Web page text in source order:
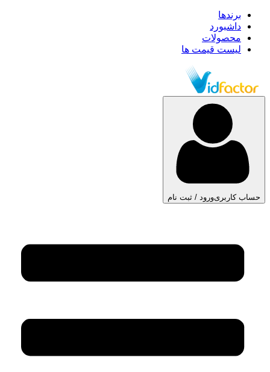
برندها
داشبورد
محصولات
لیست قیمت ها
حساب کاربریورود / ثبت نام